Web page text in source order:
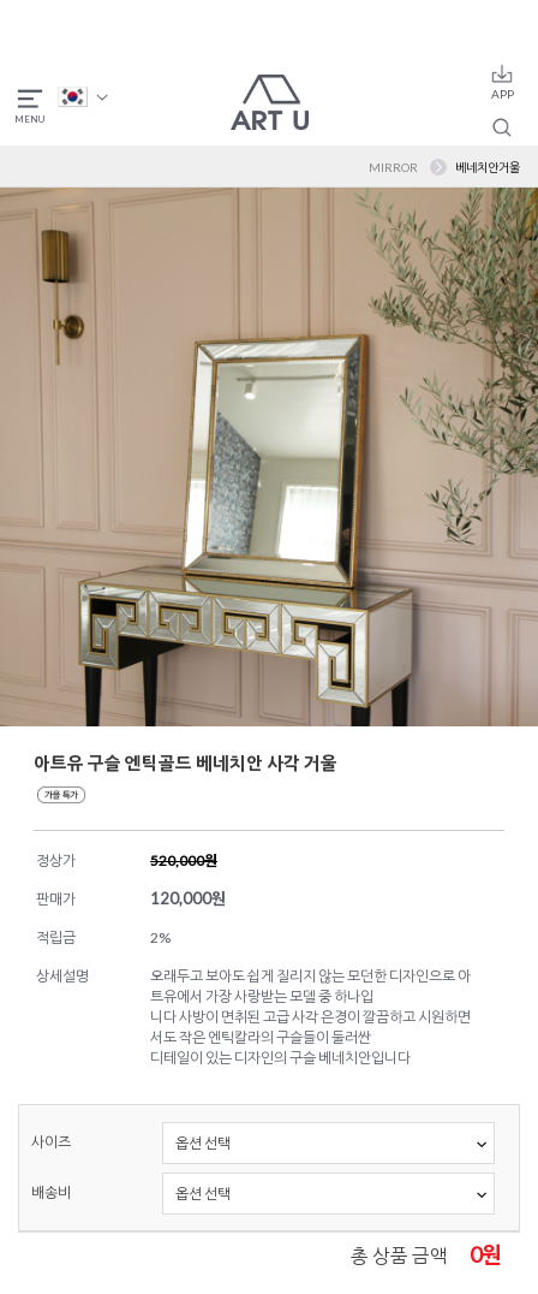
MIRROR 베네치안거울
아트유 구슬 엔틱골드 베네치안 사각 거울
정상가 520,000원
판매가 120,000원
적립금 2%
상세설명
오래두고 보아도 쉽게 질리지 않는 모던한 디자인으로 아
트유에서 가장 사랑받는 모델 중 하나입
니다 사방이 면취된 고급 사각 은경이 깔끔하고 시원하면
서도 작은 엔틱칼라의 구슬들이 둘러싼
디테일이 있는 디자인의 구슬 베네치안입니다
사이즈
배송비
총 상품 금액 0원